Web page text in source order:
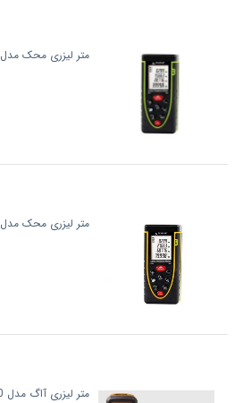
متر لیزری محک مدل LDM-40
متر لیزری محک مدل LDM-80
متر لیزری آاگ مدل LMG50